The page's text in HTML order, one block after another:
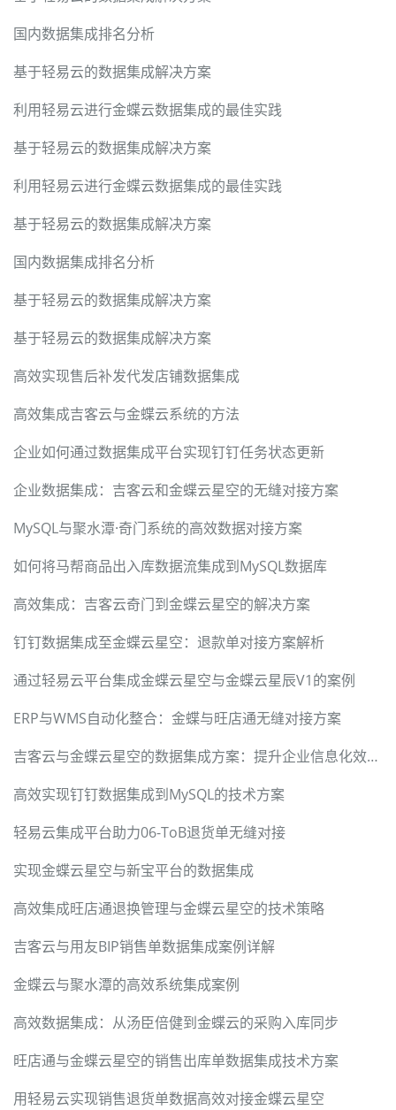
国内数据集成排名分析
基于轻易云的数据集成解决方案
利用轻易云进行金蝶云数据集成的最佳实践
基于轻易云的数据集成解决方案
利用轻易云进行金蝶云数据集成的最佳实践
基于轻易云的数据集成解决方案
国内数据集成排名分析
基于轻易云的数据集成解决方案
基于轻易云的数据集成解决方案
高效实现售后补发代发店铺数据集成
高效集成吉客云与金蝶云系统的方法
企业如何通过数据集成平台实现钉钉任务状态更新
企业数据集成：吉客云和金蝶云星空的无缝对接方案
MySQL与聚水潭·奇门系统的高效数据对接方案
如何将马帮商品出入库数据流集成到MySQL数据库
高效集成：吉客云奇门到金蝶云星空的解决方案
钉钉数据集成至金蝶云星空：退款单对接方案解析
通过轻易云平台集成金蝶云星空与金蝶云星辰V1的案例
ERP与WMS自动化整合：金蝶与旺店通无缝对接方案
吉客云与金蝶云星空的数据集成方案：提升企业信息化效率的JY-BDS其他出库单实施案例
高效实现钉钉数据集成到MySQL的技术方案
轻易云集成平台助力06-ToB退货单无缝对接
实现金蝶云星空与新宝平台的数据集成
高效集成旺店通退换管理与金蝶云星空的技术策略
吉客云与用友BIP销售单数据集成案例详解
金蝶云与聚水潭的高效系统集成案例
高效数据集成：从汤臣倍健到金蝶云的采购入库同步
旺店通与金蝶云星空的销售出库单数据集成技术方案
用轻易云实现销售退货单数据高效对接金蝶云星空